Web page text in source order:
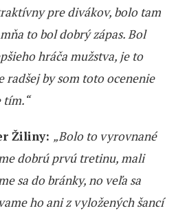
pre divákov, bolo tam
to bol dobrý zápas. Bol
hráča mužstva, je to
radšej by som toto ocenenie
tím.“
Žiliny: „Bolo to vyrovnané
dobrú prvú tretinu, mali
sa do bránky, no veľa sa
ho ani z vyložených šancí